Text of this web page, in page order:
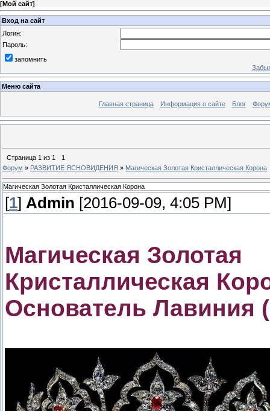
[Мой сайт]
Вход на сайт
Логин:
Пароль:
запомнить
Меню сайта
Главная страница Информация о сайте Блог
Страница 1 из 1
1
Форум » РАЗВИТИЕ ЯСНОВИДЕНИЯ » Магическая Золотая Кристаллическая Корона
Магическая Золотая Кристаллическая Корона
[1] Admin [2016-09-09, 4:05 PM]
Магическая Золотая
Кристаллическая
Основатель Лавиния